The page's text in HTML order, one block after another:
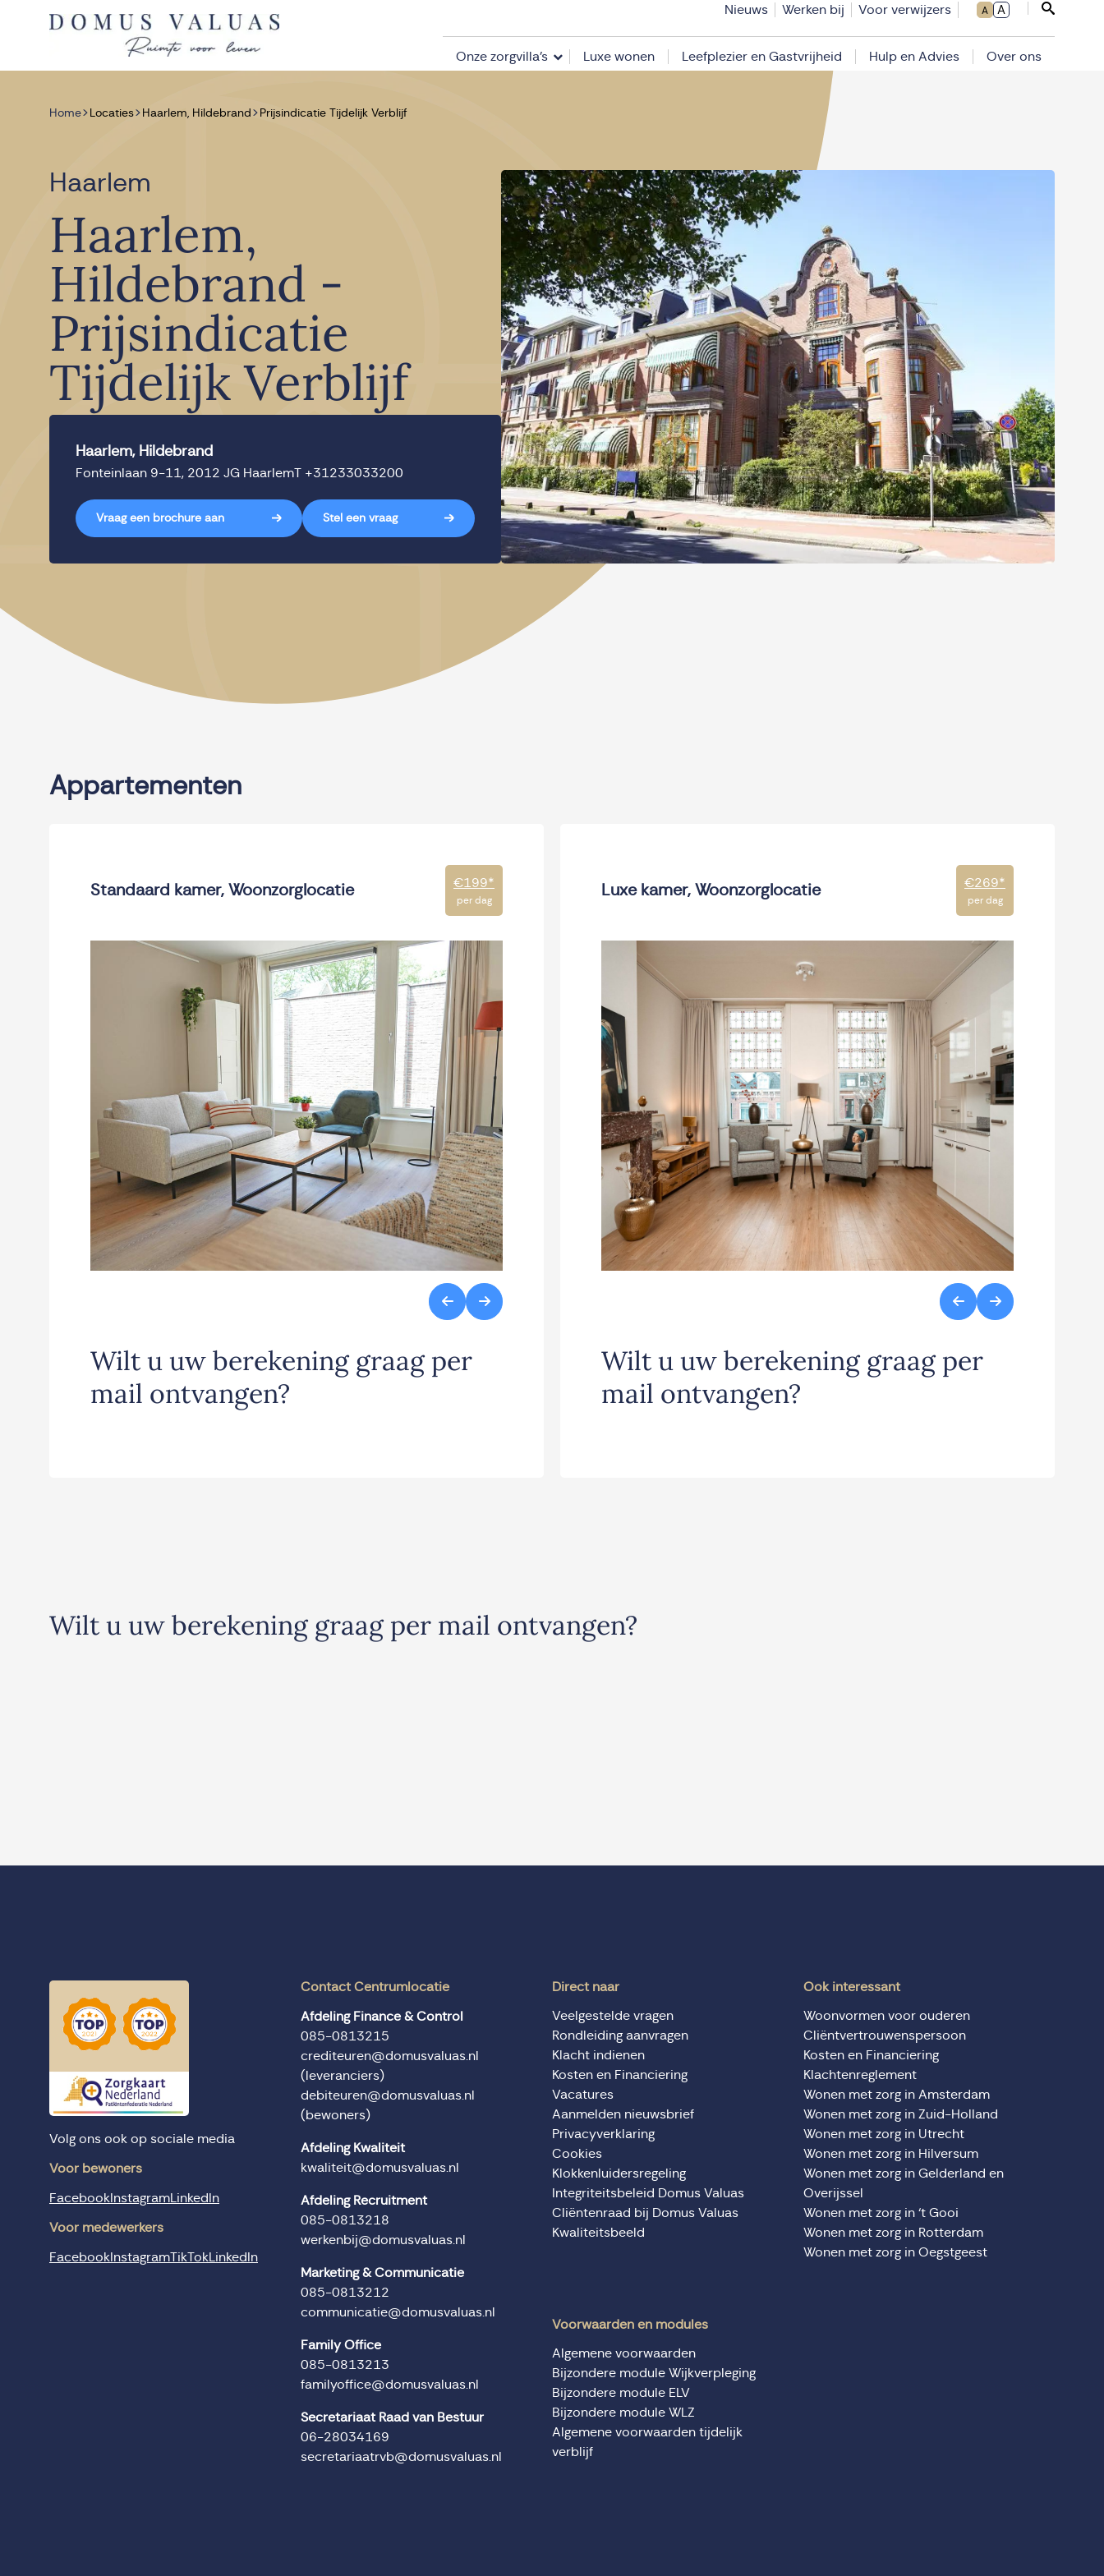
Nieuws Werken bij Voor verwijzers A A
Onze zorgvilla’s Luxe wonen Leefplezier en Gastvrijheid Hulp en Advies Over ons
Home> Locaties> Haarlem, Hildebrand > Prijsindicatie Tijdelijk Verblijf
Haarlem
Haarlem,
Hildebrand -
Prijsindicatie
Tijdelijk Verblijf
Haarlem, Hildebrand
Fonteinlaan 9-11, 2012 JG HaarlemT +31233033200
Vraag een brochure aan Stel een vraag
Appartementen
Standaard kamer, Woonzorglocatie €199*
per dag
Wilt u uw berekening graag per
mail ontvangen?
Luxe kamer, Woonzorglocatie €269*
per dag
Wilt u uw berekening graag per
mail ontvangen?
Wilt u uw berekening graag per mail ontvangen?
Volg ons ook op sociale media
Voor bewoners
Facebook InstagramLinkedIn
Voor medewerkers
Facebook InstagramTikTokLinkedIn
Contact Centrumlocatie
Afdeling Finance & Control
085-0813215
crediteuren@domusvaluas.nl
(leveranciers)
debiteuren@domusvaluas.nl
(bewoners)
Afdeling Kwaliteit
kwaliteit@domusvaluas.nl
Afdeling Recruitment
085-0813218
werkenbij@domusvaluas.nl
Marketing & Communicatie
085-0813212
communicatie@domusvaluas.nl
Family Office
085-0813213
familyoffice@domusvaluas.nl
Secretariaat Raad van Bestuur
06-28034169
secretariaatrvb@domusvaluas.nl
Direct naar
Veelgestelde vragen
Rondleiding aanvragen
Klacht indienen
Kosten en Financiering
Vacatures
Aanmelden nieuwsbrief
Privacyverklaring
Cookies
Klokkenluidersregeling
Integriteitsbeleid Domus Valuas
Cliëntenraad bij Domus Valuas
Kwaliteitsbeeld
Ook interessant
Woonvormen voor ouderen
Cliëntvertrouwenspersoon
Kosten en Financiering
Klachtenreglement
Wonen met zorg in Amsterdam
Wonen met zorg in Zuid-Holland
Wonen met zorg in Utrecht
Wonen met zorg in Hilversum
Wonen met zorg in Gelderland en
Overijssel
Wonen met zorg in ‘t Gooi
Wonen met zorg in Rotterdam
Wonen met zorg in Oegstgeest
Voorwaarden en modules
Algemene voorwaarden
Bijzondere module Wijkverpleging
Bijzondere module ELV
Bijzondere module WLZ
Algemene voorwaarden tijdelijk
verblijf